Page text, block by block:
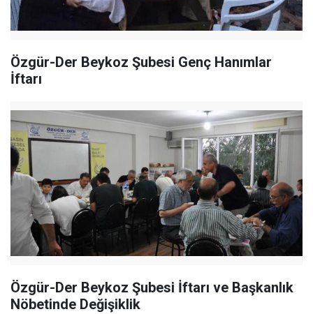
Özgür-Der Beykoz Şubesi Genç Hanımlar
İftarı
Özgür-Der Beykoz Şubesi İftarı ve Başkanlık
Nöbetinde Değişiklik